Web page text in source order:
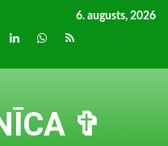
6. augusts, 2026
LinkedInwhatsapp
RSS
✞